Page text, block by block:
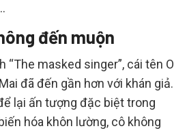
đến muộn
“The masked singer”, cái tên O
đã đến gần hơn với khán giả.
lại ấn tượng đặc biệt trong
hóa khôn lường, cô không